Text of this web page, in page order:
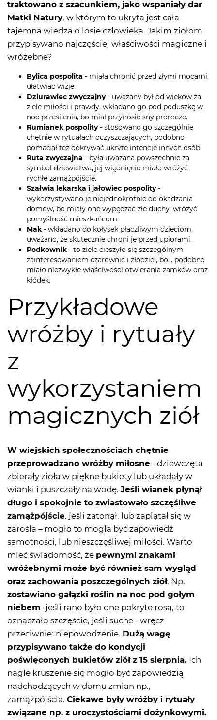
traktowano z szacunkiem, jako wspaniały dar
Matki Natury, w którym to ukryta jest cała
tajemna wiedza o losie człowieka. Jakim ziołom
przypisywano najczęściej właściwości magiczne i
wróżebne?
Bylica pospolita - miała chronić przed złymi mocami,
ułatwiać wizje.
Dziurawiec zwyczajny- uważany był od wieków za
ziele miłości i prawdy, wkładano go pod poduszkę w
noc przesilenia, bo miał przynosić sny prorocze.
Rumianek pospolity- stosowano go szczególnie
chętnie w rytuałach oczyszczających, podobno
pomagał też odkrywać ukryte intencje innych osób.
Ruta zwyczajna - była uważana powszechnie za
symbol dziewictwa, jej więdnięcie miało wróżyć
rychłe zamążpójście.
Szałwia lekarska i jałowiec pospolity-
wykorzystywano je niejednokrotnie do okadzania
domów, bo miały one wypędzać złe duchy, wróżyć
pomyślność mieszkańcom.
Mak - wkładano do kołysek płaczliwym dzieciom,
uważano, że skutecznie chroni je przed upiorami.
Podkownik - to ziele cieszyło się szczególnym
zainteresowaniem czarownic i złodziei, bo… podobno
miało niezwykłe właściwości otwierania zamków oraz
kłódek.
Przykładowe
wróżby i rytuały
z
wykorzystaniem
magicznych ziół
W wiejskich społecznościach chętnie
przeprowadzano wróżby miłosne - dziewczęta
zbierały zioła w piękne bukiety lub układały w
wianki i puszczały na wodę. Jeśli wianek płynął
długo i spokojnie to zwiastowało szczęśliwe
zamążpójście, jeśli zatonął, lub zaplątał się w
zarośla – mogło to mogła być zapowiedź
samotności, lub nieszczęśliwej miłości. Warto
mieć świadomość, że pewnymi znakami
wróżebnymi może być również sam wygląd
oraz zachowania poszczególnych ziół. Np.
zostawiano gałązki roślin na noc pod gołym
niebem -jeśli rano było one pokryte rosą, to
oznaczało szczęście, jeśli suche - wręcz
przeciwnie: niepowodzenie. Dużą wagę
przypisywano także do kondycji
poświęconych bukietów ziół z 15 sierpnia. Ich
nagłe kruszenie się mogło być zapowiedzią
nadchodzących w domu zmian np.,
zamążpójścia. Ciekawe były wróżby i rytuały
związane np. z uroczystościami dożynkowymi.